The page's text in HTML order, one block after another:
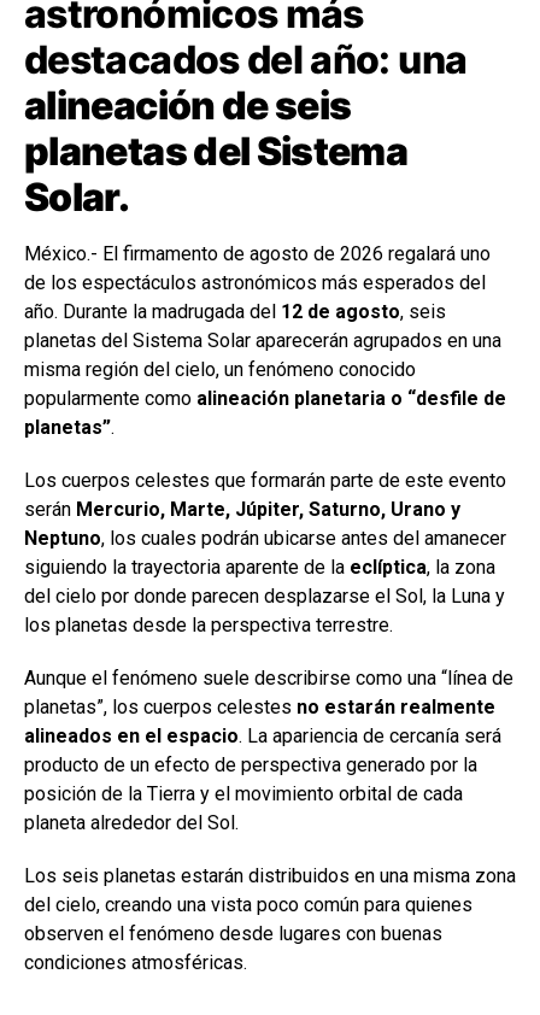
astronómicos más
destacados del año: una
alineación de seis
planetas del Sistema
Solar.
México.- El firmamento de agosto de 2026 regalará uno
de los espectáculos astronómicos más esperados del
año. Durante la madrugada del 12 de agosto, seis
planetas del Sistema Solar aparecerán agrupados en una
misma región del cielo, un fenómeno conocido
popularmente como alineación planetaria o “desfile de
planetas”.
Los cuerpos celestes que formarán parte de este evento
serán Mercurio, Marte, Júpiter, Saturno, Urano y
Neptuno, los cuales podrán ubicarse antes del amanecer
siguiendo la trayectoria aparente de la eclíptica, la zona
del cielo por donde parecen desplazarse el Sol, la Luna y
los planetas desde la perspectiva terrestre.
Aunque el fenómeno suele describirse como una “línea de
planetas”, los cuerpos celestes no estarán realmente
alineados en el espacio. La apariencia de cercanía será
producto de un efecto de perspectiva generado por la
posición de la Tierra y el movimiento orbital de cada
planeta alrededor del Sol.
Los seis planetas estarán distribuidos en una misma zona
del cielo, creando una vista poco común para quienes
observen el fenómeno desde lugares con buenas
condiciones atmosféricas.